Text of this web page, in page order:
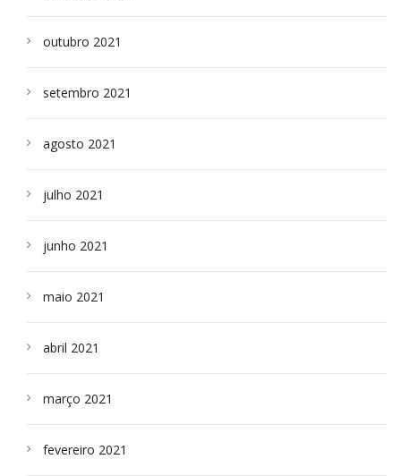
outubro 2021
setembro 2021
agosto 2021
julho 2021
junho 2021
maio 2021
abril 2021
março 2021
fevereiro 2021